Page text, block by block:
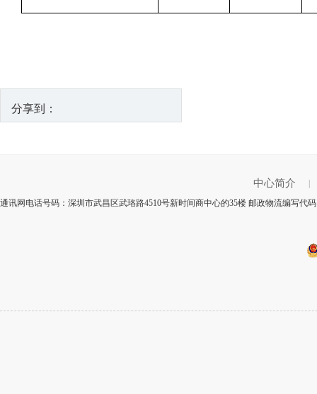
分享到：
中心简介
通讯网电话号码：深圳市武昌区武珞路4510号新时间商中心的35楼 邮政物流编写代